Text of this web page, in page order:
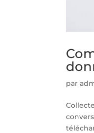
par